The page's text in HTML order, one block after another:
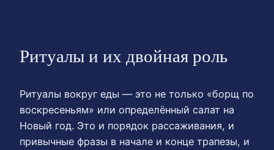
Ритуалы и их двойная роль
Ритуалы вокруг еды — это не только «борщ по
воскресеньям» или определённый салат на
Новый год. Это и порядок рассаживания, и
привычные фразы в начале и конце трапезы, и